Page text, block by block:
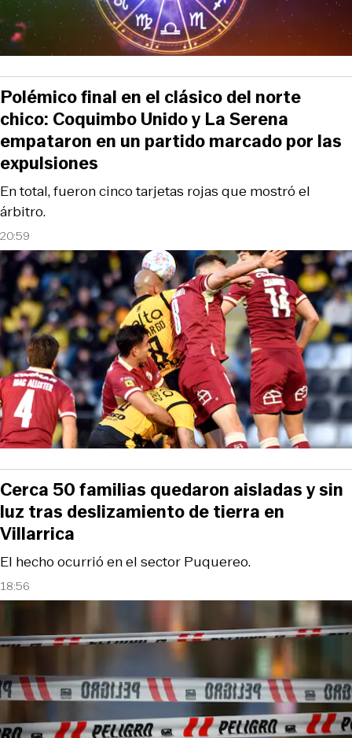
20:59
En total, fueron cinco tarjetas rojas que mostró el
árbitro.
Polémico final en el clásico del norte
chico: Coquimbo Unido y La Serena
empataron en un partido marcado por las
expulsiones
18:56
El hecho ocurrió en el sector Puquereo.
Cerca 50 familias quedaron aisladas y sin
luz tras deslizamiento de tierra en
Villarrica